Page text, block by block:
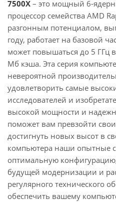
7500X – это мощный 6-
процессор семейства AMD
разгонным потенциалом,
году, работает на базовой
может повышаться до 5 ГГц
Мб кэша. Эта серия
невероятной
удовлетворить самые
исследователей и
высокой мощности и
поможет вам превзойти
достигнуть новых высот в
компьютера наши опытные
оптимальную
будущей модернизации и
регулярного технического
обеспечить вашему